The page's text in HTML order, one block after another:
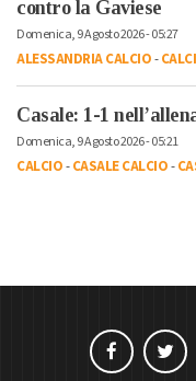
contro la Gaviese
Domenica, 9 Agosto 2026 - 05:27
ALESSANDRIA CALCIO-
Casale: 1-1
Domenica, 9 Agosto 2026 - 05:21
CALCIO-CASALE CALCIO-